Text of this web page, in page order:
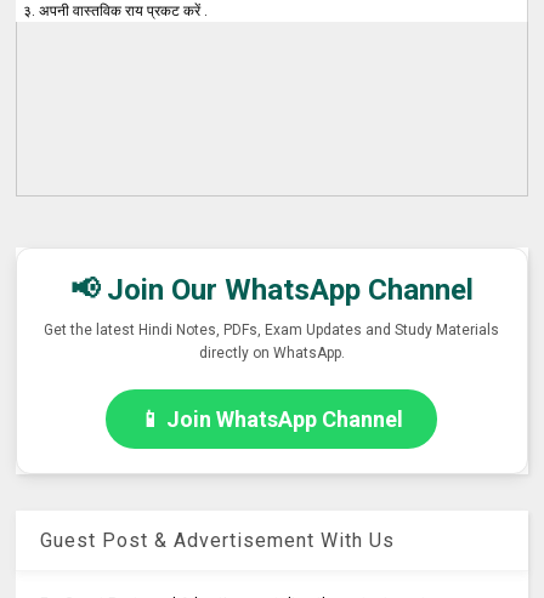
३. अपनी वास्तविक राय प्रकट करें .
📢 Join Our WhatsApp Channel
Get the latest Hindi Notes, PDFs, Exam Updates and Study Materials
directly on WhatsApp.
📱 Join WhatsApp Channel
Guest Post & Advertisement With Us